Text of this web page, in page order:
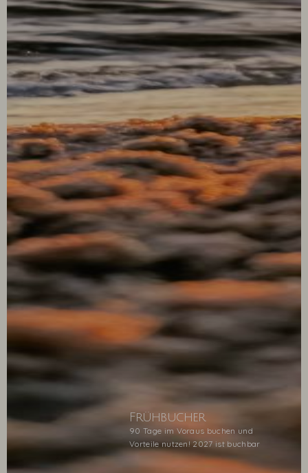
Frühbucher
90 Tage im Voraus buchen und
Vorteile nutzen! 2027 ist buchbar